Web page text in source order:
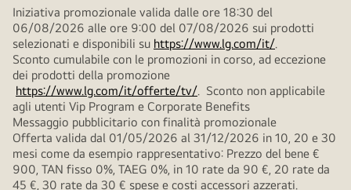
Iniziativa promozionale valida dalle ore 18:30 del
06/08/2026 alle ore 9:00 del 07/08/2026 sui prodotti
selezionati e disponibili su https://www.lg.com/it/.
Sconto cumulabile con le promozioni in corso, ad eccezione
dei prodotti della promozione
https://www.lg.com/it/offerte/tv/. Sconto non applicabile
agli utenti Vip Program e Corporate Benefits
Messaggio pubblicitario con finalità promozionale
Offerta valida dal 01/05/2026 al 31/12/2026 in 10, 20 e 30
mesi come da esempio rappresentativo: Prezzo del bene €
900, TAN fisso 0%, TAEG 0%, in 10 rate da 90 €, 20 rate da
45 €, 30 rate da 30 € spese e costi accessori azzerati.